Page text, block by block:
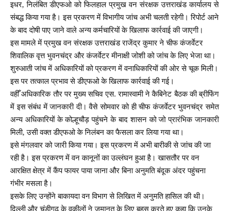
इधर, निलंबित डीएफओ को फिलहाल प्रमुख वन संरक्षक उत्तराखंड कार्यालय से
संबद्ध किया गया है। इस प्रकरण में विभागीय जांच अभी चलती रहेगी। रिपोर्ट आने
के बाद दोषी पाए जाने वाले अन्य कर्मचारियों के खिलाफ कार्रवाई की जाएगी।
इस मामले में प्रमुख वन संरक्षक उत्तराखंड राजेंद्र कुमार ने चीफ कंजर्वेटर
शिवालिक वृत्त भुवनचंद्र और कंजर्वेटर मीनाक्षी जोशी को जांच के लिए भेजा था।
शुरुआती जांच में अधिकारियों को प्रकरण में वनाधिकारियों की ओर से चूक मिली।
इस पर तत्काल प्रभाव से डीएफओ के खिलाफ कार्रवाई की गई।
वहीँ अधिकारिक तौर पर मुख्य सचिव एस. रामास्वामी ने कैबिनेट बैठक की ब्रीफिंग
में इस संबंध में जानकारी दी। वैसे सोमवार को ही चीफ कंजर्वेटर भुवनचंद्र समेत
अन्य अधिकारियों के कोल्हूचौड़ पहुंचने के बाद शासन को जो प्रारंभिक जानकारी
मिली, उसी वक्त डीएफओ के निलंबन का फैसला कर लिया गया था।
इसे मंगलवार को जारी किया गया। इस प्रकरण में अभी बारीकी से जांच की जा
रही है। इस प्रकरण में वन कानूनों का उल्लंघन हुआ है। खासतौर पर वन
आरक्षित क्षेत्र में कैंप फायर पाया जाना और बिना अनुमति बंदूक अंदर पहुंचना
गंभीर मसला है।
इसके लिए उन्होंने बाकायदा वन विभाग से लिखित में अनुमति हासिल की थी।
दिल्ली और चंडीगढ़ के वकीलों ने जमानत के लिए बहस करते हुए कहा कि उनके